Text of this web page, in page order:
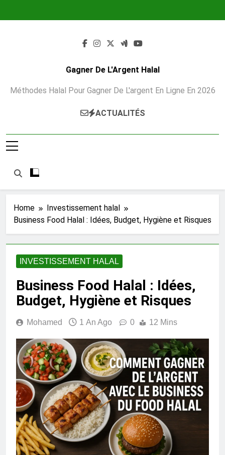
Gagner De L'Argent Halal
Méthodes Halal Pour Gagner De L'argent En Ligne En 2026
ACTUALITÉS
Home
Investissement halal
Business Food Halal : Idées, Budget, Hygiène et Risques
INVESTISSEMENT HALAL
Business Food Halal : Idées,
Budget, Hygiène et Risques
Mohamed 1 An Ago 0 12 Mins